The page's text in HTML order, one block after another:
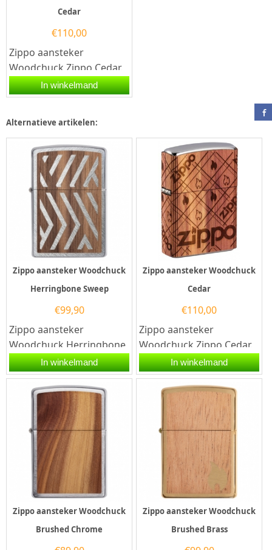
Cedar
€110,00
Zippo aansteker
Woodchuck Zippo Cedar.
Een Zippo aansteker is
een kwalitatief...
In winkelmand
Alternatieve artikelen:
Zippo aansteker Woodchuck
Herringbone Sweep
€99,90
Zippo aansteker
Woodchuck Herringbone
Sweep. Een Zippo
aansteker is een
kwalitatief...
In winkelmand
Zippo aansteker Woodchuck
Cedar
€110,00
Zippo aansteker
Woodchuck Zippo Cedar.
Een Zippo aansteker is
een kwalitatief...
In winkelmand
Zippo aansteker Woodchuck
Brushed Chrome
Zippo aansteker Woodchuck
Brushed Brass